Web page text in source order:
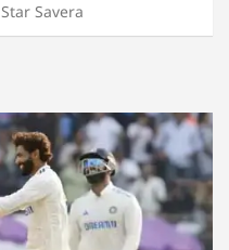
Star Savera